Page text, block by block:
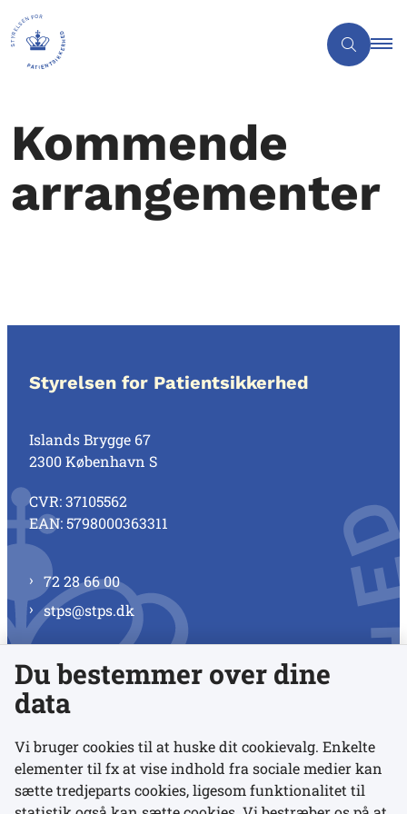
Kommende
arrangementer
Styrelsen for Patientsikkerhed
Islands Brygge 67
2300 København S
CVR: 37105562
EAN: 5798000363311
72 28 66 00
stps@stps.dk
Se alle kontaktnumre
Links
Du bestemmer over dine
data
Vi bruger cookies til at huske dit cookievalg. Enkelte
elementer til fx at vise indhold fra sociale medier kan
sætte tredjeparts cookies, ligesom funktionalitet til